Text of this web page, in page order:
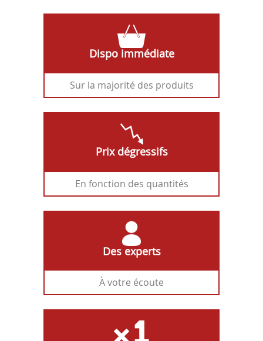
Dispo immédiate
Sur la majorité des produits
Prix dégressifs
En fonction des quantités
Des experts
À votre écoute